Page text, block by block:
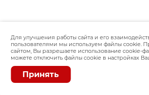
Для улучшения работы сайта и его
пользователями мы используем файлы cookie.
сайтом, Вы разрешаете использование cookie-
можете отключить файлы cookie в настройках
Принять